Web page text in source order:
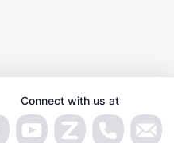
Connect with us at